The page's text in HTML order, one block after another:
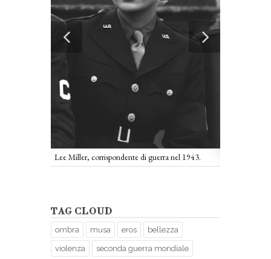
Lee Miller, corrispondente di guerra nel 1943.
TAG CLOUD
ombra musa eros bellezza
violenza seconda guerra mondiale